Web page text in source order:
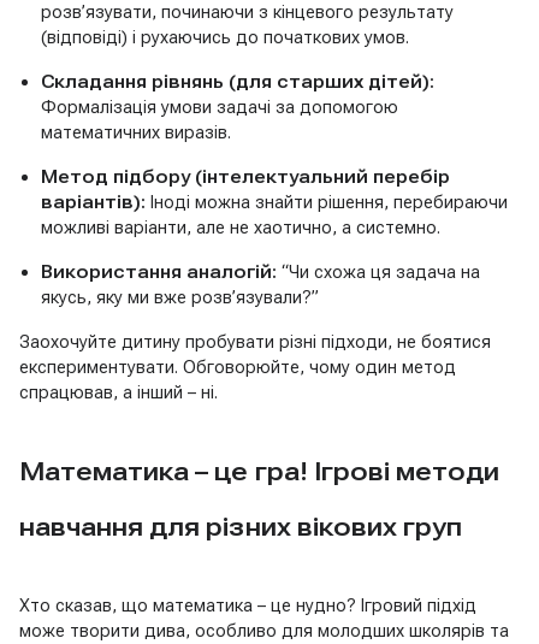
розв’язувати, починаючи з кінцевого результату
(відповіді) і рухаючись до початкових умов.
Складання рівнянь (для старших дітей):
Формалізація умови задачі за допомогою
математичних виразів.
Метод підбору (інтелектуальний перебір
варіантів): Іноді можна знайти рішення, перебираючи
можливі варіанти, але не хаотично, а системно.
Використання аналогій: “Чи схожа ця задача на
якусь, яку ми вже розв’язували?”
Заохочуйте дитину пробувати різні підходи, не боятися
експериментувати. Обговорюйте, чому один метод
спрацював, а інший – ні.
Математика – це гра! Ігрові методи
навчання для різних вікових груп
Хто сказав, що математика – це нудно? Ігровий підхід
може творити дива, особливо для молодших школярів та